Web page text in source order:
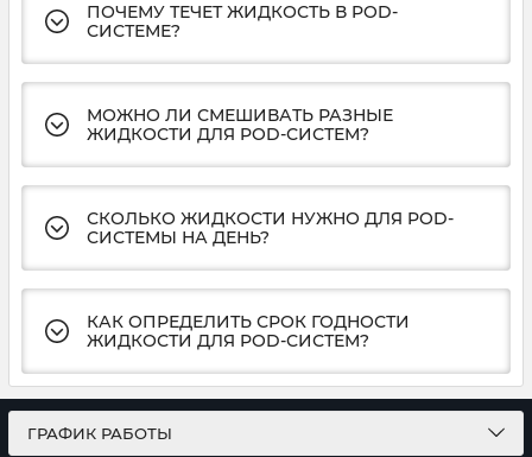
ПОЧЕМУ ТЕЧЕТ ЖИДКОСТЬ В POD-
СИСТЕМЕ?
МОЖНО ЛИ СМЕШИВАТЬ РАЗНЫЕ
ЖИДКОСТИ ДЛЯ POD-СИСТЕМ?
СКОЛЬКО ЖИДКОСТИ НУЖНО ДЛЯ POD-
СИСТЕМЫ НА ДЕНЬ?
КАК ОПРЕДЕЛИТЬ СРОК ГОДНОСТИ
ЖИДКОСТИ ДЛЯ POD-СИСТЕМ?
ГРАФИК РАБОТЫ